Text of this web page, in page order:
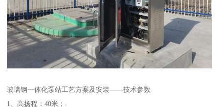
玻璃钢一体化泵站工艺方案及安装——技术参数
1、高扬程：40米；.